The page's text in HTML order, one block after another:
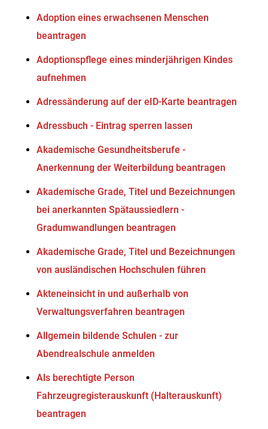
Adoption eines erwachsenen Menschen
beantragen
Adoptionspflege eines minderjährigen Kindes
aufnehmen
Adressänderung auf der eID-Karte beantragen
Adressbuch - Eintrag sperren lassen
Akademische Gesundheitsberufe -
Anerkennung der Weiterbildung beantragen
Akademische Grade, Titel und Bezeichnungen
bei anerkannten Spätaussiedlern -
Gradumwandlungen beantragen
Akademische Grade, Titel und Bezeichnungen
von ausländischen Hochschulen führen
Akteneinsicht in und außerhalb von
Verwaltungsverfahren beantragen
Allgemein bildende Schulen - zur
Abendrealschule anmelden
Als berechtigte Person
Fahrzeugregisterauskunft (Halterauskunft)
beantragen